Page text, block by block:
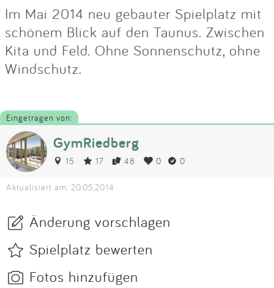
Im Mai 2014 neu gebauter Spielplatz mit
schönem Blick auf den Taunus. Zwischen
Kita und Feld. Ohne Sonnenschutz, ohne
Windschutz.
Eingetragen von:
GymRiedberg
15 17 48 0 0
Aktualisiert am: 20.05.2014
Änderung vorschlagen
Spielplatz bewerten
Fotos hinzufügen